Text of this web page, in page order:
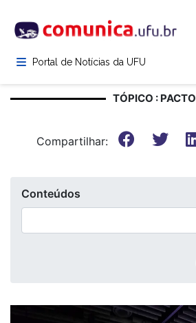
para
conteúdoPortal de Notícias da UFU
TÓPICO : PACTO
Compartilhar:
Conteúdos